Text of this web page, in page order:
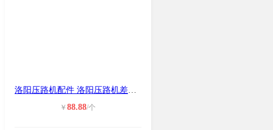
洛阳压路机配件 洛阳压路机差速器总
￥88.88/个